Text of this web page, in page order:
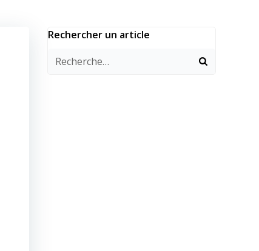
Rechercher un article